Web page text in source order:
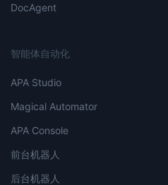
DocAgent
智能体自动化
APA Studio
Magical Automator
APA Console
前台机器人
后台机器人